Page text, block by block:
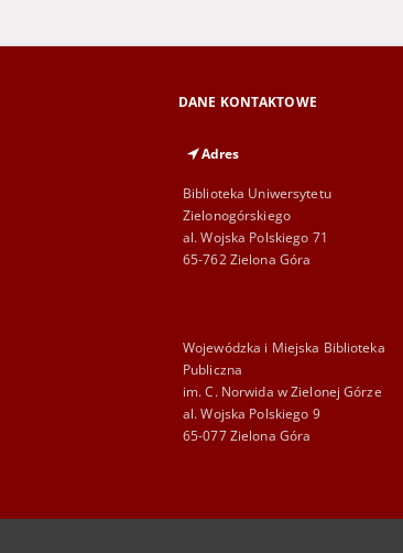
DANE KONTAKTOWE
Adres
Biblioteka Uniwersytetu
Zielonogórskiego
al. Wojska Polskiego 71
65-762 Zielona Góra
Wojewódzka i Miejska Biblioteka
Publiczna
im. C. Norwida w Zielonej Górze
al. Wojska Polskiego 9
65-077 Zielona Góra